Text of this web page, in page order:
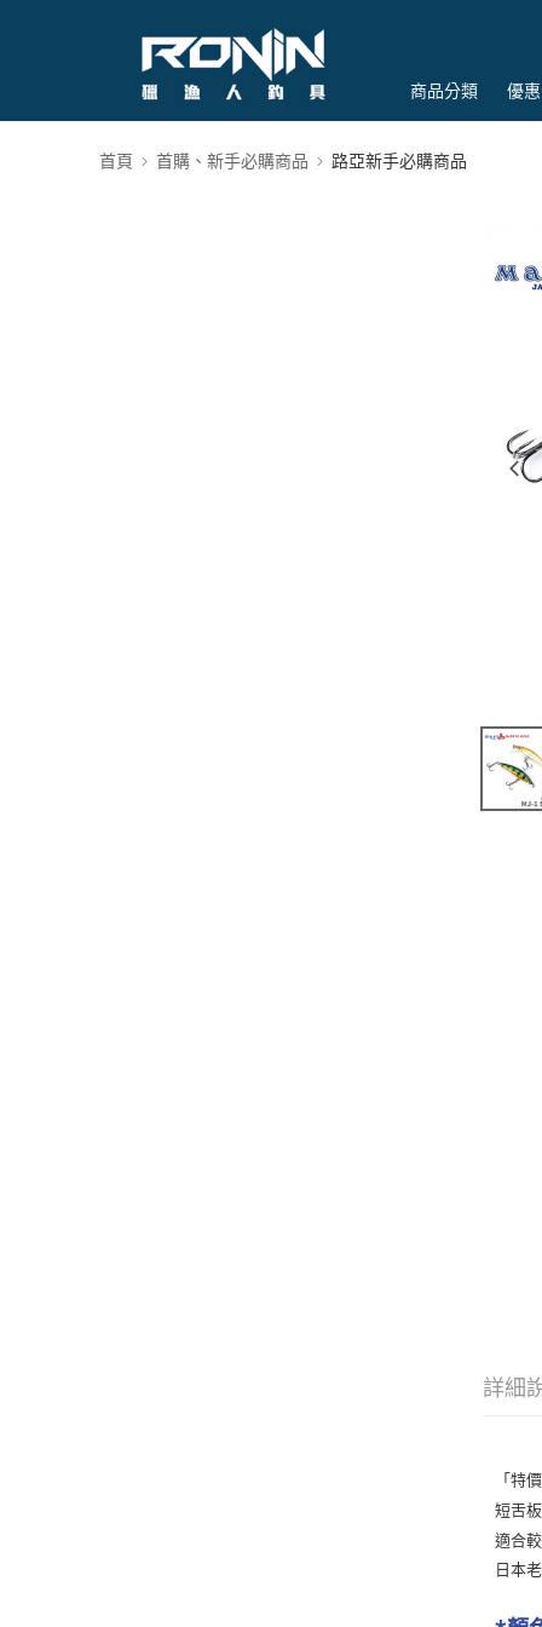
商品分類 優
首頁 首購、新手必購商品 路亞新手必購商品
詳細
「特
短舌
適合
日本